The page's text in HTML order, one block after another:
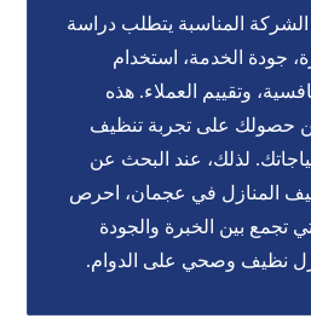
الشركة المناسبة يتطلب دراسة
جودة الخدمة، استخدام
وتقييم العملاء. هذه
حصولك على تجربة تنظيف
لذلك، عند البحث عن
تنظيف المنازل في عجمان، احرص
تجمع بين الخبرة والجودة
نظيف وصحي على الدوام.